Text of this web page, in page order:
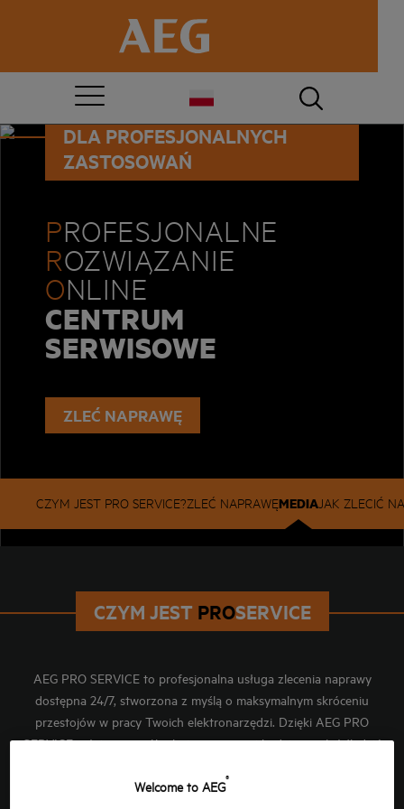
PRO SERVICE
DLA PROFESJONALNYCH
ZASTOSOWAŃ
PROFESJONALNE
ROZWIĄZANIE
ONLINE
CENTRUM
SERWISOWE
ZLEĆ NAPRAWĘ
CZYM JEST PRO SERVICE?ZLEĆ NAPRAWĘMEDIAJAK ZLECIĆ
CZYM JEST PROSERVICE
AEG PRO SERVICE to profesjonalna usługa zlecenia naprawy
dostępna 24/7, stworzona z myślą o maksymalnym skróceniu
przestojów w pracy Twoich elektronarzędzi. Dzięki AEG PRO
SERVICE w łatwy sposób zlecisz naprawę i będziesz mógł śledzić
technicznym jest teraz na wyciągnięcie ręki!
Welcome to AEG®